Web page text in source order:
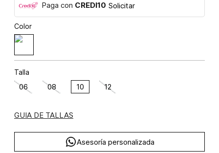
Paga con CREDI10 Solicitar
Color
Talla
06 08 10 12
GUIA DE TALLAS
Asesoría personalizada